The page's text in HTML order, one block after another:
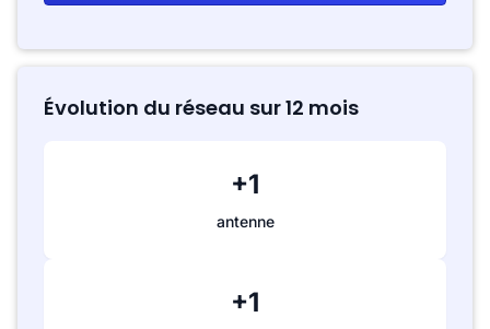
Évolution du réseau sur 12 mois
+1
antenne
+1